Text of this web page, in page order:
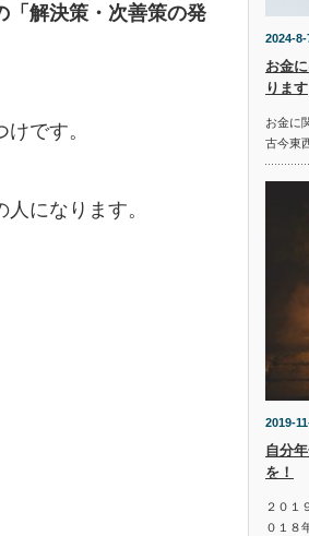
「解決策・次善策の発
です。
になります。
2024-8-
お金
ります
お金に
古今東
2019-
自分
を！
２０１
０１８